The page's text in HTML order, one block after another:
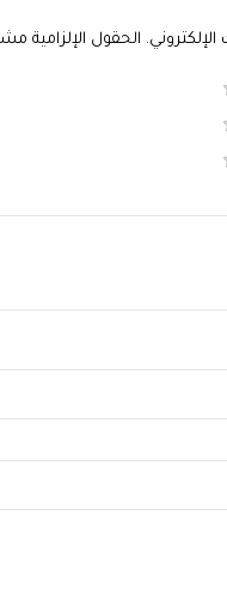
الحقول الإلزامية